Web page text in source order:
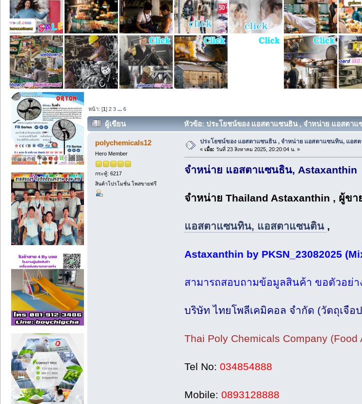
หน้า: [1]2 3 ...6
ผู้เขียน หัวข้อ: ประโยชน์ของ แอสตาแซนธิน , จำหน่าย แอสตา
polychemicals12
Hero Member
กระทู้: 6217
สินค้าโปรโมชั่น โพสขายฟรี
ประโยชน์ของ แอสตาแซนธิน , จำหน่าย แอสตาแซนทิน, แอส
« เมื่อ: วันที่ 23 สิงหาคม 2025, 20:20:04 น. »
จำหน่าย แอสตาแซนธิน, Astaxanthin
จำหน่าย Thailand Astaxanthin , ผู้ข
แอสตาแซนทิน, แอสตาแซนติน ,
Astaxanthin by PKSN_23082025
สามารถสอบถามข้อมูลสินค้า ขอตัวอย่
บริษัท ไทยโพลีเคมิคอล จำกัด (วัตถุเจือ
Thai Poly Chemicals Company (Food
Tel No: 034854888
Mobile: 0893128888